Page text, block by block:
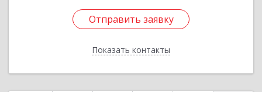
Отправить заявку
Показать контакты
Отправить заявку
Назад